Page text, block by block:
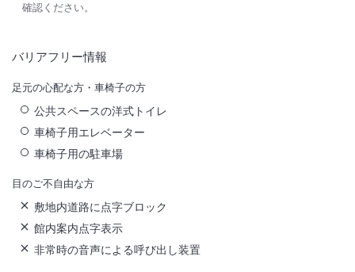
確認ください。
バリアフリー情報
足元の心配な方・車椅子の方
公共スペースの洋式トイレ
車椅子用エレベーター
車椅子用の駐車場
目のご不自由な方
敷地内道路に点字ブロック
館内案内点字表示
非常時の音声による呼び出し装置